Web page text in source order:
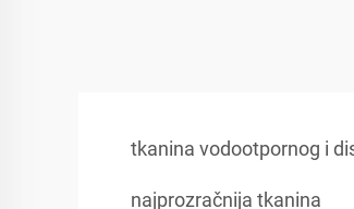
tkanina vodootpornog i
najprozračnija tkanina